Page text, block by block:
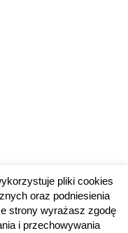
pliki cookies
oraz podniesienia
strony wyrażasz zgodę
i przechowywania